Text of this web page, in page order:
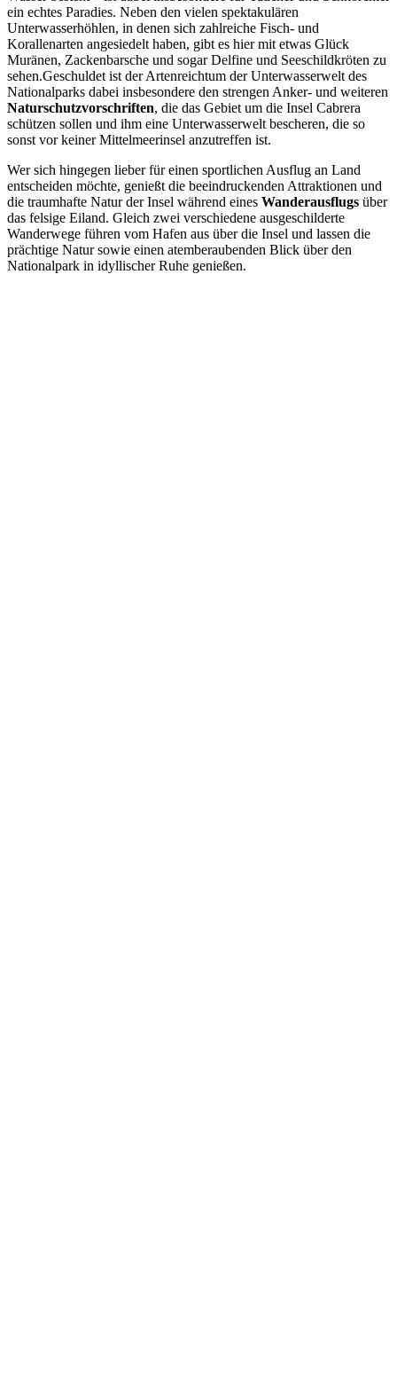
ein echtes Paradies. Neben den vielen spektakulären
Unterwasserhöhlen, in denen sich zahlreiche Fisch- und
Korallenarten angesiedelt haben, gibt es hier mit etwas Glück
Muränen, Zackenbarsche und sogar Delfine und Seeschildkröten zu
sehen.Geschuldet ist der Artenreichtum der Unterwasserwelt des
Nationalparks dabei insbesondere den strengen Anker- und weiteren
Naturschutzvorschriften, die das Gebiet um die Insel Cabrera
schützen sollen und ihm eine Unterwasserwelt bescheren, die so
sonst vor keiner Mittelmeerinsel anzutreffen ist.
Wer sich hingegen lieber für einen sportlichen Ausflug an Land
entscheiden möchte, genießt die beeindruckenden Attraktionen und
die traumhafte Natur der Insel während eines Wanderausflugs über
das felsige Eiland. Gleich zwei verschiedene ausgeschilderte
Wanderwege führen vom Hafen aus über die Insel und lassen die
prächtige Natur sowie einen atemberaubenden Blick über den
Nationalpark in idyllischer Ruhe genießen.